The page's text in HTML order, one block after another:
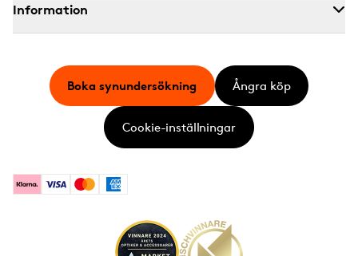
Information
KlarnaVisa MastercardAmerican Express
Boka synundersökning Ångra köp
Cookie-inställningar